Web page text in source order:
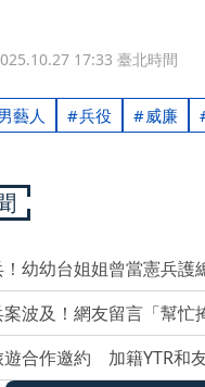
17:33 臺北時間
藝人 兵役 威廉
！幼幼台姐姐曾當憲兵
案波及！網友留言「幫
合作邀約 加籍YTR和